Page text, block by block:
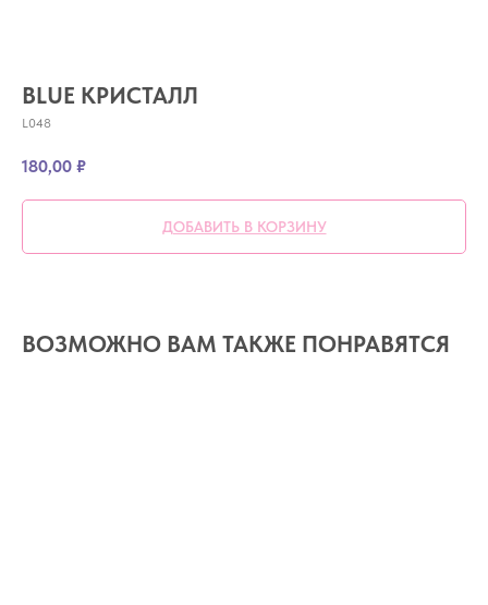
BLUE КРИСТАЛЛ
L048
180,00 ₽
ДОБАВИТЬ В КОРЗИНУ
ВОЗМОЖНО ВАМ ТАКЖЕ ПОНРАВЯТСЯ